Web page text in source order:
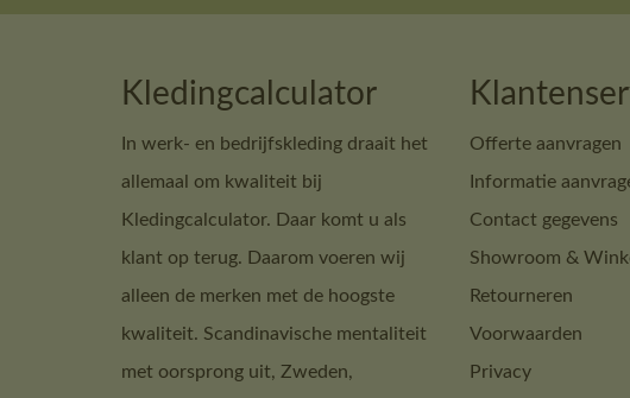
Kledingcalculator
In werk- en bedrijfskleding draait het
allemaal om kwaliteit bij
Kledingcalculator. Daar komt u als
klant op terug. Daarom voeren wij
alleen de merken met de hoogste
kwaliteit. Scandinavische mentaliteit
met oorsprong uit, Zweden,
Offerte aanvragen
Informatie
Contact gegevens
Showroom &
Retourneren
Voorwaarden
Privacy